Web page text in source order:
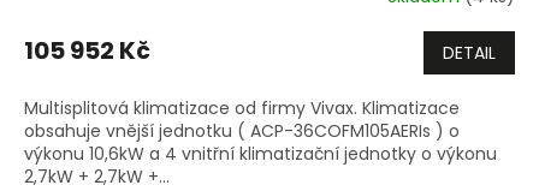
M
A
105 952 Kč DETAIL
Multisplitová klimatizace od firmy Vivax. Klimatizace
obsahuje vnější jednotku ( ACP-36COFM105AERIs ) o
výkonu 10,6kW a 4 vnitřní klimatizační jednotky o výkonu
2,7kW + 2,7kW +...